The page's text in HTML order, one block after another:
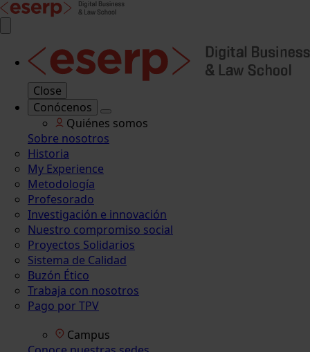
Close
Conócenos
Quiénes somos
Sobre nosotros
Historia
My Experience
Metodología
Profesorado
Investigación e innovación
Nuestro compromiso social
Proyectos Solidarios
Sistema de Calidad
Buzón Ético
Trabaja con nosotros
Pago por TPV
Campus